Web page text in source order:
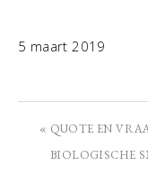
5 maart 2019
« QUOTE EN
BIOLOGISCHE